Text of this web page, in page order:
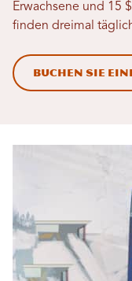
Erwachsene und 15
finden dreimal
Buchen Sie